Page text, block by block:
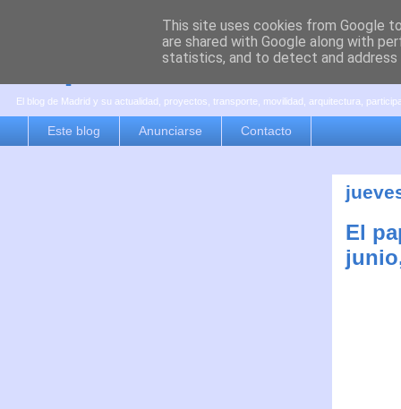
es por madrid
El blog de Madrid y su actualidad, proyectos, transporte, movilidad, arquitectura,
Este blog Anunciarse Contacto
El
This site uses cookies from Google
are shared with Google along with
statistics, and to detect and address